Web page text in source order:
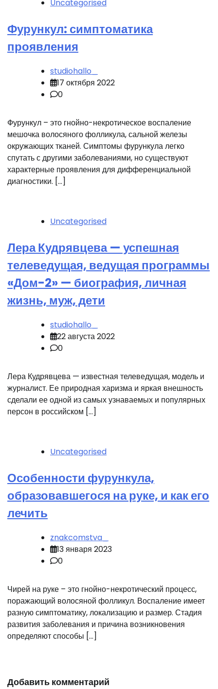
Uncategorised
Фурункул: симптоматика
проявления
studiohallo_
17 октября 2022
0
Фурункул – это гнойно-некротическое воспаление
мешочка волосяного фолликула, сальной железы
окружающих тканей. Симптомы фурункула легко
спутать с другими заболеваниями, но существуют
характерные проявления для дифференциальной
диагностики. […]
Uncategorised
Лера Кудрявцева — успешная
телеведущая, ведущая программы
«Дом-2» — биография, личная
жизнь, муж, дети
studiohallo_
22 августа 2022
0
Лера Кудрявцева — известная телеведущая, модель и
журналист. Ее природная харизма и яркая внешность
сделали ее одной из самых узнаваемых и популярных
персон в российском […]
Uncategorised
Особенности фурункула,
образовавшегося на руке, и как его
лечить
znakcomstva_
13 января 2023
0
Чирей на руке – это гнойно-некротический процесс,
поражающий волосяной фолликул. Воспаление имеет
разную симптоматику, локализацию и размер. Стадия
развития заболевания и причина возникновения
определяют способы […]
Добавить комментарий